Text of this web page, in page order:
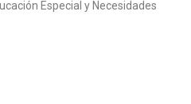
Especial y Necesidades